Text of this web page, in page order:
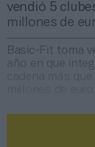
vendió 5
millones de
Basic-Fit toma
año en que